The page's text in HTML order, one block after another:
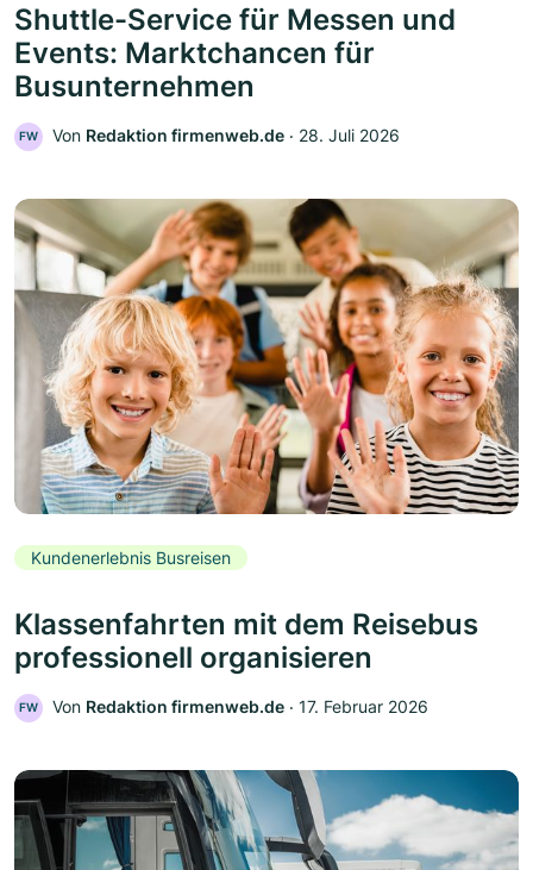
Shuttle-Service für Messen und
Events: Marktchancen für
Busunternehmen
FW Von Redaktion firmenweb.de ‧ 28. Juli 2026
Kundenerlebnis Busreisen
Klassenfahrten mit dem Reisebus
professionell organisieren
FW Von Redaktion firmenweb.de ‧ 17. Februar 2026